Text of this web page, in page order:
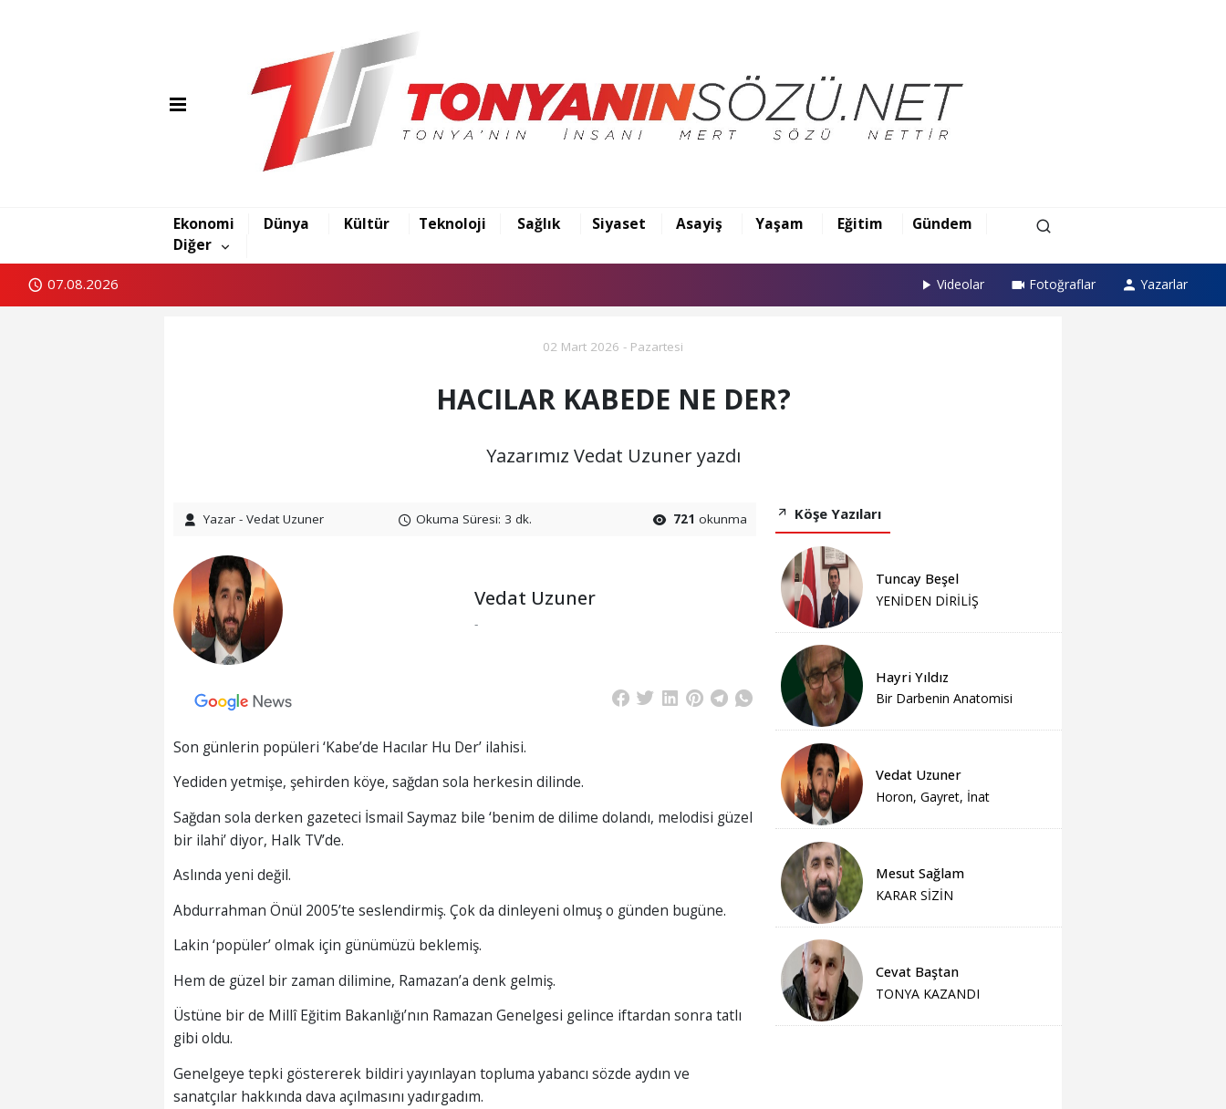
Ekonomi Dünya Kültür Teknoloji Sağlık Siyaset Asayiş Yaşam Eğitim
Gündem
Diğer
07.08.2026 Videolar Fotoğraflar Yazarlar
02 Mart 2026 - Pazartesi
HACILAR KABEDE NE DER?
Yazarımız Vedat Uzuner yazdı
Yazar - Vedat Uzuner Okuma Süresi: 3 dk. 721 okunma
Vedat Uzuner
-
Son günlerin popüleri ‘Kabe’de Hacılar Hu Der’ ilahisi.
Yediden yetmişe, şehirden köye, sağdan sola herkesin dilinde.
Sağdan sola derken gazeteci İsmail Saymaz bile ‘benim de dilime dolandı, melodisi güzel
bir ilahi’ diyor, Halk TV’de.
Aslında yeni değil.
Abdurrahman Önül 2005’te seslendirmiş. Çok da dinleyeni olmuş o günden bugüne.
Lakin ‘popüler’ olmak için günümüzü beklemiş.
Hem de güzel bir zaman dilimine, Ramazan’a denk gelmiş.
Üstüne bir de Millî Eğitim Bakanlığı’nın Ramazan Genelgesi gelince iftardan sonra tatlı
gibi oldu.
Genelgeye tepki göstererek bildiri yayınlayan topluma yabancı sözde aydın ve
sanatçılar hakkında dava açılmasını yadırgadım.
Köşe Yazıları
Tuncay Beşel
YENİDEN DİRİLİŞ
Hayri Yıldız
Bir Darbenin Anatomisi
Vedat Uzuner
Horon, Gayret, İnat
Mesut Sağlam
KARAR SİZİN
Cevat Baştan
TONYA KAZANDI